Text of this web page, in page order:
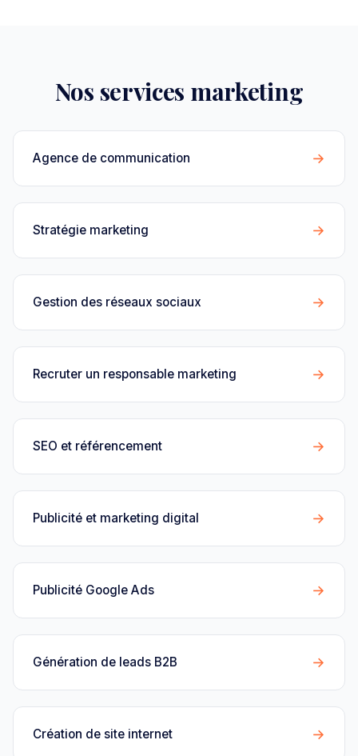
Nos services marketing
Agence de communication →
Stratégie marketing →
Gestion des réseaux sociaux →
Recruter un responsable marketing →
SEO et référencement →
Publicité et marketing digital →
Publicité Google Ads →
Génération de leads B2B →
Création de site internet →